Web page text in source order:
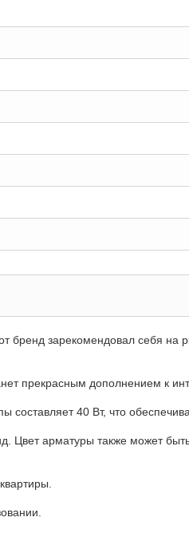
бренд зарекомендовал себя на
прекрасным дополнением к
40 Вт, что
Цвет арматуры также может